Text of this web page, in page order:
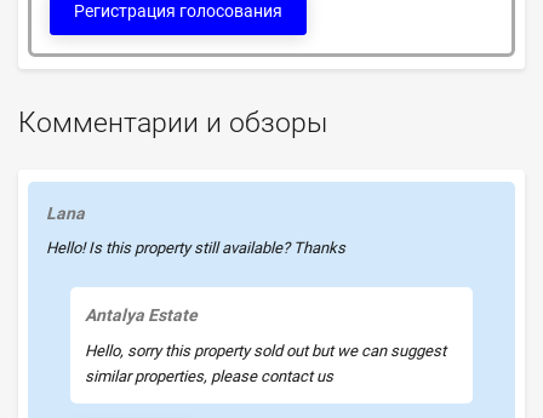
Регистрация голосования
Комментарии и обзоры
Lana
Hello! Is this property still available? Thanks
Antalya Estate
Hello, sorry this property sold out but we can suggest
similar properties, please contact us